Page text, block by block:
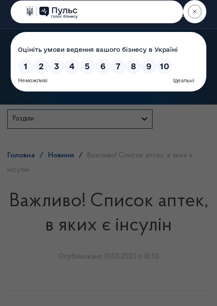
Пошук
Розділи
Головна / Новини /
Важливо! Список аптек, в яких є
інсулін
Важливо! Список аптек,
в яких є інсулін
Опубліковано 01.03.2022 о 18:53